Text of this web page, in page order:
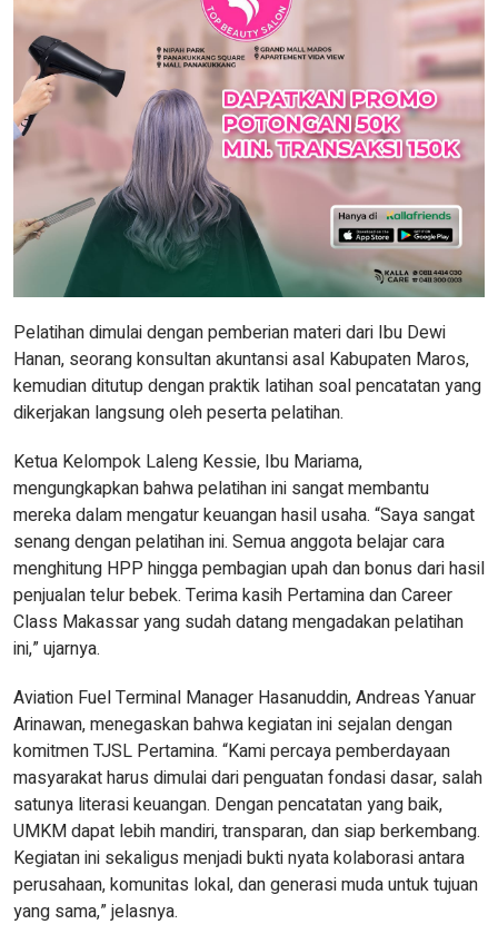
Pelatihan dimulai dengan pemberian materi dari Ibu Dewi
Hanan, seorang konsultan akuntansi asal Kabupaten Maros,
kemudian ditutup dengan praktik latihan soal pencatatan yang
dikerjakan langsung oleh peserta pelatihan.
Ketua Kelompok Laleng Kessie, Ibu Mariama,
mengungkapkan bahwa pelatihan ini sangat membantu
mereka dalam mengatur keuangan hasil usaha. “Saya sangat
senang dengan pelatihan ini. Semua anggota belajar cara
menghitung HPP hingga pembagian upah dan bonus dari hasil
penjualan telur bebek. Terima kasih Pertamina dan Career
Class Makassar yang sudah datang mengadakan pelatihan
ini,” ujarnya.
Aviation Fuel Terminal Manager Hasanuddin, Andreas Yanuar
Arinawan, menegaskan bahwa kegiatan ini sejalan dengan
komitmen TJSL Pertamina. “Kami percaya pemberdayaan
masyarakat harus dimulai dari penguatan fondasi dasar, salah
satunya literasi keuangan. Dengan pencatatan yang baik,
UMKM dapat lebih mandiri, transparan, dan siap berkembang.
Kegiatan ini sekaligus menjadi bukti nyata kolaborasi antara
perusahaan, komunitas lokal, dan generasi muda untuk tujuan
yang sama,” jelasnya.